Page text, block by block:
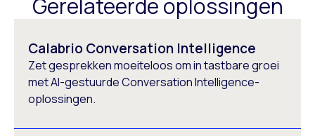
Gerelateerde oplossingen
Calabrio Conversation Intelligence
Zet gesprekken moeiteloos om in tastbare groei
met AI-gestuurde Conversation Intelligence-
oplossingen.